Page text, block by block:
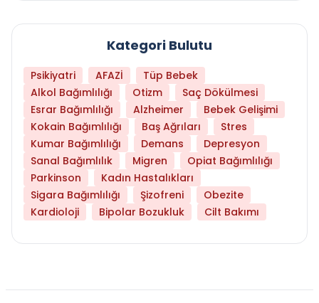
Kategori Bulutu
Psikiyatri AFAZİ
Tüp Bebek
Alkol Bağımlılığı
Otizm
Saç Dökülmesi
Esrar Bağımlılığı
Alzheimer
Bebek Gelişimi
Kokain Bağımlılığı
Baş Ağrıları
Stres
Kumar Bağımlılığı
Demans
Depresyon
Sanal Bağımlılık
Migren
Opiat Bağımlılığı
Parkinson
Kadın Hastalıkları
Sigara Bağımlılığı
Şizofreni
Obezite
Kardioloji
Bipolar Bozukluk Cilt Bakımı